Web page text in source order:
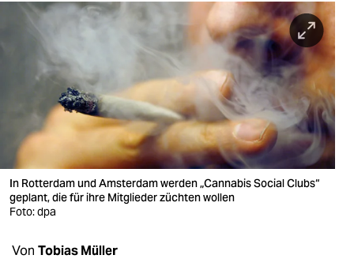
berlin
wahrheit
verlag
verlag
shop
In Rotterdam und Amsterdam werden „Cannabis Social Clubs“
geplant, die für ihre Mitglieder züchten wollen
Foto: dpa
Von Tobias Müller